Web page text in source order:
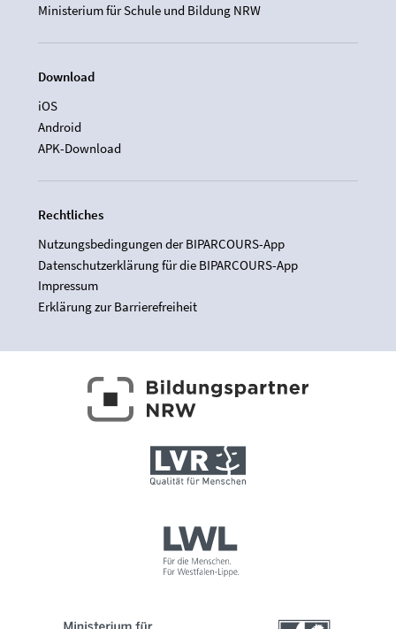
Ministerium für Schule und Bildung NRW
Download
iOS
Android
APK-Download
Rechtliches
Nutzungsbedingungen der BIPARCOURS-App
Datenschutzerklärung für die BIPARCOURS-App
Impressum
Erklärung zur Barrierefreiheit